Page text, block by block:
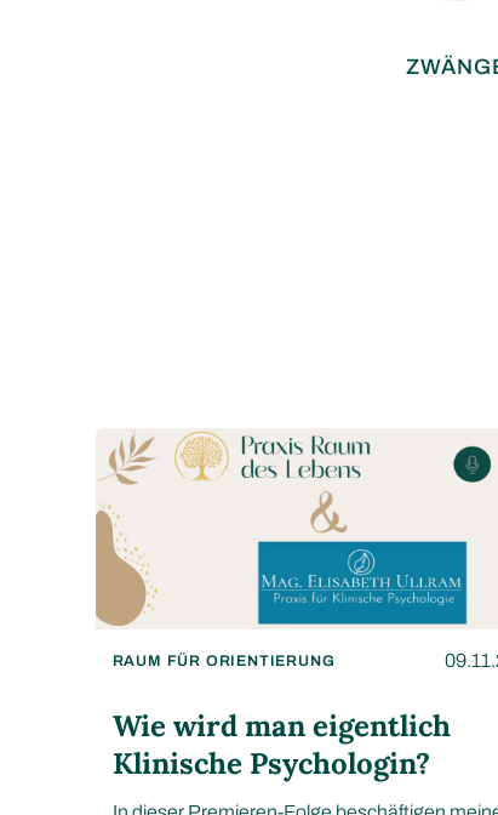
RAUM FÜR ORIENTIERUNG
Wie wird man eigentlich
Klinische Psychologin?